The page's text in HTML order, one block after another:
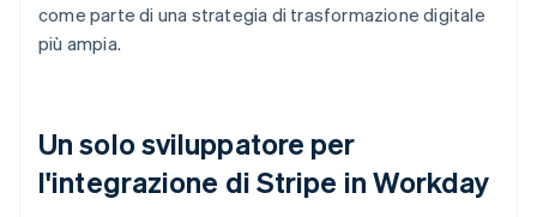
come parte di una strategia di trasformazione digitale
più ampia.
Un solo sviluppatore per
l'integrazione di Stripe in Workday